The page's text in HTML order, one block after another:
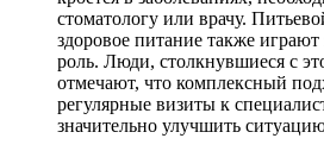
стоматологу или врачу.
здоровое питание также
роль. Люди, столкнувшиеся с
отмечают, что комплексный
регулярные визиты к
значительно улучшить